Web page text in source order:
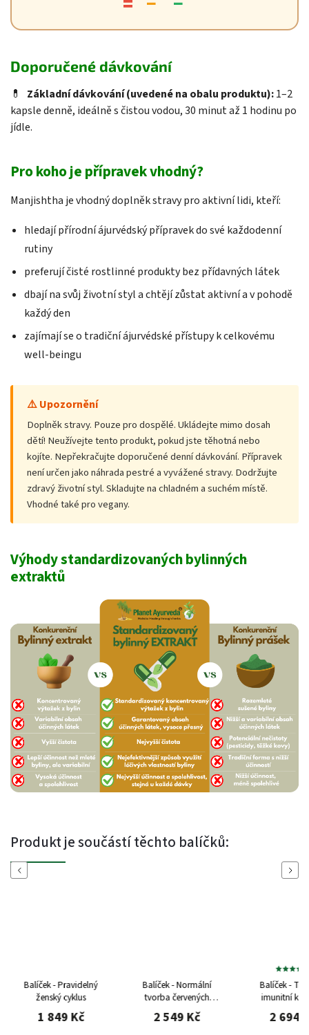
Doporučené dávkování
💊 Základní dávkování (uvedené na obalu produktu):1–2
kapsle denně, ideálně s čistou vodou, 30 minut až 1 hodinu po
jídle.
Pro koho je přípravek vhodný?
Manjishtha je vhodný doplněk stravy pro aktivní lidi, kteří:
hledají přírodní ájurvédský přípravek do své každodenní
rutiny
preferují čisté rostlinné produkty bez přídavných látek
dbají na svůj životní styl a chtějí zůstat aktivní a v pohodě
každý den
zajímají se o tradiční ájurvédské přístupy k celkovému
well-beingu
⚠️ Upozornění
Doplněk stravy. Pouze pro dospělé. Ukládejte mimo dosah
dětí! Neužívejte tento produkt, pokud jste těhotná nebo
kojíte. Nepřekračujte doporučené denní dávkování. Přípravek
není určen jako náhrada pestré a vyvážené stravy. Dodržujte
zdravý životní styl. Skladujte na chladném a suchém místě.
Vhodné také pro vegany.
Výhody standardizovaných bylinných
extraktů
Produkt je součástí těchto balíčků:
Previous
Balíček - Normální
tvorba červených
krvinek
2 549 Kč
Balíček - Trávicí a
imunitní komfort
2 694 Kč
Balíček -
intimní
1 402
Next